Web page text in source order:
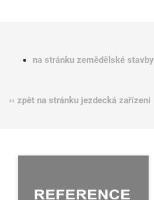
na stránku zemědělské stavby
‹‹ zpět na stránku jezdecká zařízení